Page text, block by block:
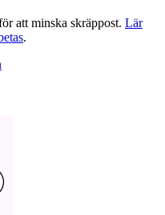
att minska skräppost. Lär
.